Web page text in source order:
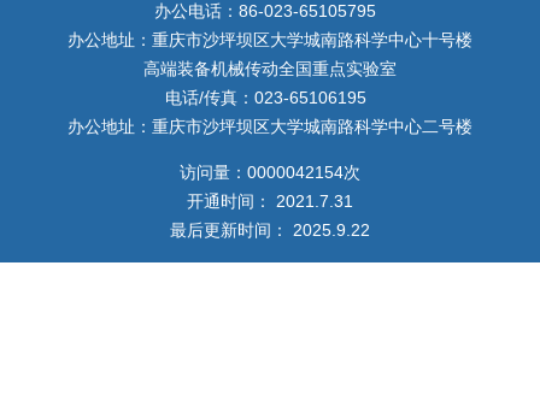
办公电话：86-023-65105795
办公地址：重庆市沙坪坝区大学城南路科学中心十号楼
高端装备机械传动全国重点实验室
电话/传真：023-65106195
办公地址：重庆市沙坪坝区大学城南路科学中心二号楼
访问量： 0000042154次
开通时间： 2021 7 31
最后更新时间： 2025 9 22